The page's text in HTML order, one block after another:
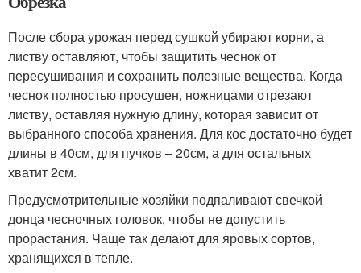
После сбора урожая перед сушкой убирают корни, а
листву оставляют, чтобы защитить чеснок от
пересушивания и сохранить полезные вещества. Когда
чеснок полностью просушен, ножницами отрезают
листву, оставляя нужную длину, которая зависит от
выбранного способа хранения. Для кос достаточно будет
длины в 40см, для пучков – 20см, а для остальных
хватит 2см.
Предусмотрительные хозяйки подпаливают свечкой
донца чесночных головок, чтобы не допустить
прорастания. Чаще так делают для яровых сортов,
хранящихся в тепле.